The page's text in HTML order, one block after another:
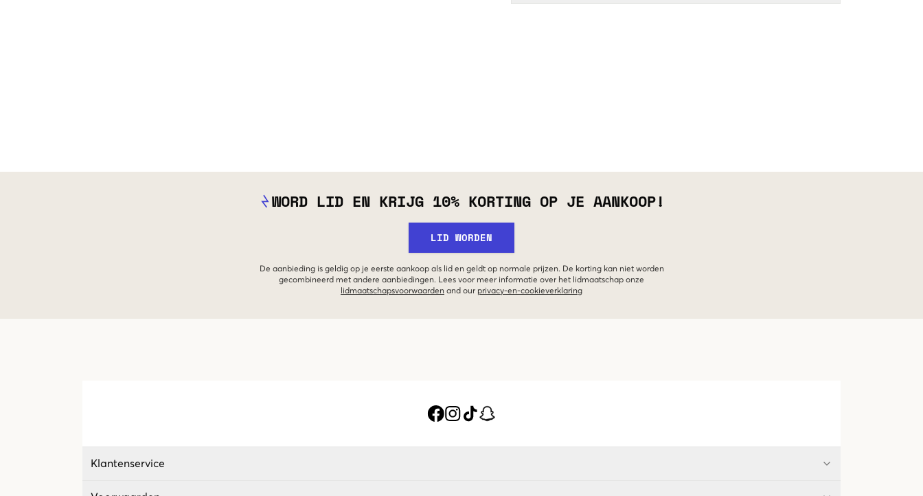
WORD LID EN KRIJG 10% KORTING OP JE AANKOOP!
LID WORDEN
De aanbieding is geldig op je eerste aankoop als lid en geldt op normale prijzen. De korting kan niet worden
gecombineerd met andere aanbiedingen. Lees voor meer informatie over het lidmaatschap onze
lidmaatschapsvoorwaarden and our privacy-en-cookieverklaring
Klantenservice